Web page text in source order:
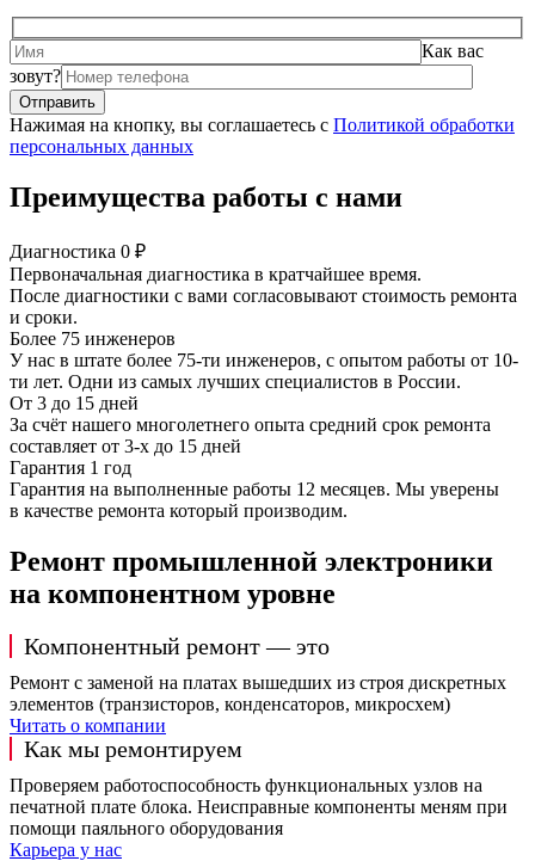
Как вас
зовут?
Нажимая на кнопку, вы соглашаетесь с Политикой обработки
персональных данных
Преимущества работы с нами
Диагностика 0 ₽
Первоначальная диагностика в кратчайшее время.
После диагностики с вами согласовывают стоимость ремонта
и сроки.
Более 75 инженеров
У нас в штате более 75-ти инженеров, с опытом работы от 10-
ти лет. Одни из самых лучших специалистов в России.
От 3 до 15 дней
За счёт нашего многолетнего опыта средний срок ремонта
составляет от 3-х до 15 дней
Гарантия 1 год
Гарантия на выполненные работы 12 месяцев. Мы уверены
в качестве ремонта который производим.
Ремонт промышленной электроники
на компонентном уровне
Компонентный ремонт — это
Ремонт с заменой на платах вышедших из строя дискретных
элементов (транзисторов, конденсаторов, микросхем)
Читать о компании
Как мы ремонтируем
Проверяем работоспособность функциональных узлов на
печатной плате блока. Неисправные компоненты меням при
помощи паяльного оборудования
Карьера у нас